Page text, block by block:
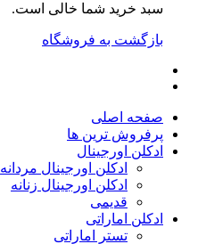
سبد خرید شما خالی است.
بازگشت به فروشگاه
صفحه اصلی
پرفروش ترین ها
ادکلن اورجینال
ادکلن اورجینال مردانه
ادکلن اورجینال زنانه
قدیمی
ادکلن اماراتی
تستر اماراتی